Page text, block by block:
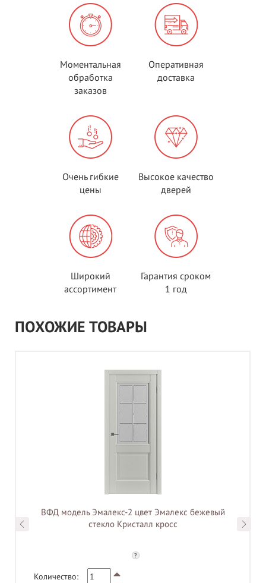
Моментальная
обработка
заказов
Оперативная
доставка
Очень гибкие
цены
Высокое качество
дверей
Широкий
ассортимент
Гарантия сроком
1 год
ПОХОЖИЕ ТОВАРЫ
ВФД модель Эмалекс-2 цвет Эмалекс бежевый
стекло Кристалл кросс
?
Количество: